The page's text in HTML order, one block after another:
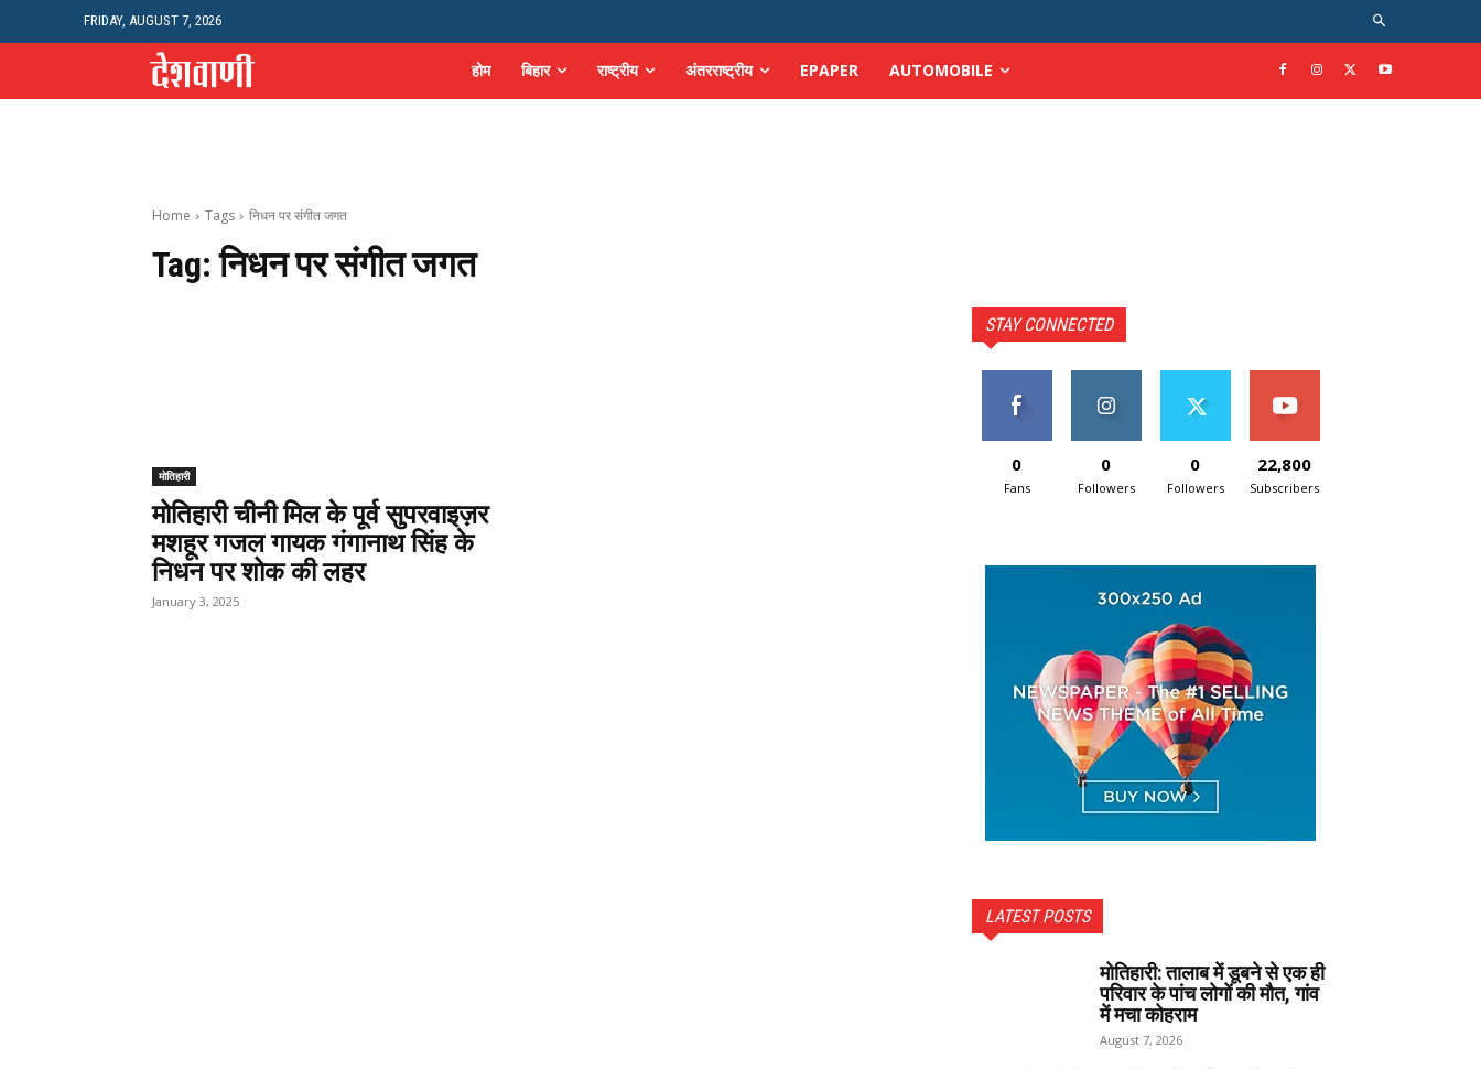
FRIDAY, AUGUST 7, 2026
होम बिहार राष्ट्रीय अंतरराष्ट्रीय EPAPER AUTOMOBILE
Home Tags निधन पर संगीत जगत
Tag:निधन पर संगीत जगत
मोतिहारी
मोतिहारी चीनी मिल के पूर्व सुपरवाइज़र
मशहूर गजल गायक गंगानाथ सिंह के
निधन पर शोक की लहर
January 3, 2025
STAY CONNECTED
0
Fans
0
Followers
0
Followers
22,800
Subscribers
LATEST POSTS
मोतिहारी: तालाब में डूबने से एक ही
परिवार के पांच लोगों की मौत, गांव
में मचा कोहराम
August 7, 2026